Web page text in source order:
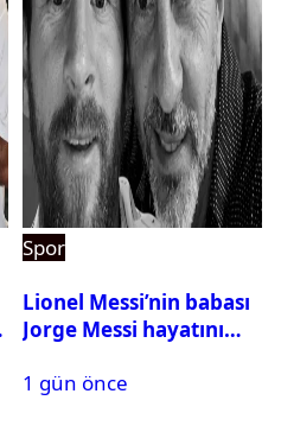
Spor
Lionel Messi’nin babası
Jorge Messi hayatını
1 gün önce